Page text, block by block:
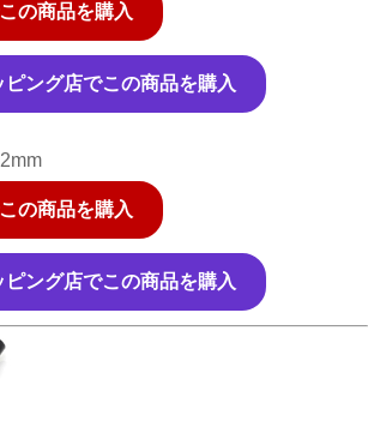
の商品を購入
ング店でこの商品を購入
の商品を購入
ング店でこの商品を購入